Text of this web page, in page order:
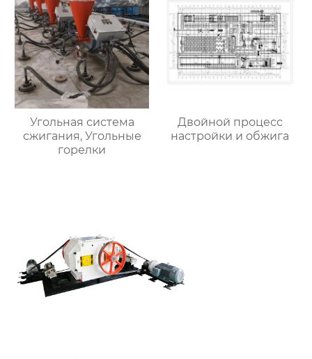
Угольная система
сжигания, Угольные
горелки
Двойной процесс
настройки и обжига